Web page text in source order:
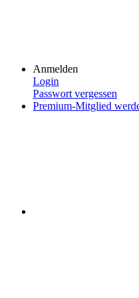
Anmelden
Login
Passwort vergessen
Premium-Mitglied